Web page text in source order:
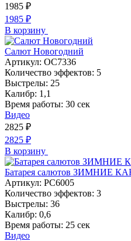
1985 ₽
1985 ₽
В корзину
Салют Новогодний
Артикул: ОС7336
Количество эффектов: 5
Выстрелы: 25
Калибр: 1,1
Время работы: 30 сек
Видео
2825 ₽
2825 ₽
В корзину
Батарея салютов ЗИМНИЕ
Артикул: РС6005
Количество эффектов: 3
Выстрелы: 36
Калибр: 0,6
Время работы: 25 сек
Видео